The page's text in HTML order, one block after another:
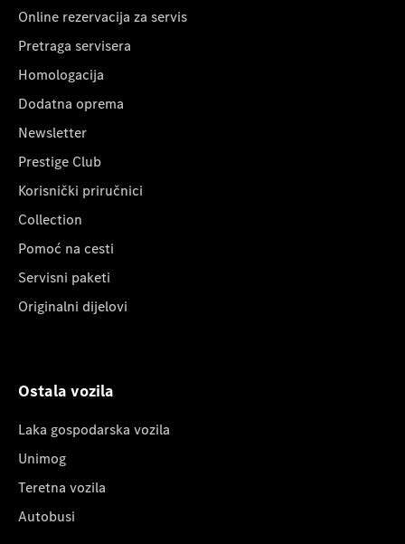
Online rezervacija za servis
Pretraga servisera
Homologacija
Dodatna oprema
Newsletter
Prestige Club
Korisnički priručnici
Collection
Pomoć na cesti
Servisni paketi
Originalni dijelovi
Ostala vozila
Laka gospodarska vozila
Unimog
Teretna vozila
Autobusi